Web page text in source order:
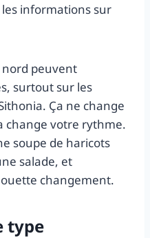
informations sur
nord peuvent
surtout sur les
Ça ne change
change votre rythme.
soupe de haricots
salade, et
changement.
type